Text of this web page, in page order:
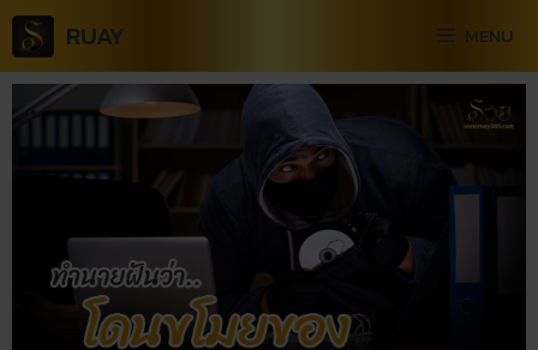
RUAY MENU